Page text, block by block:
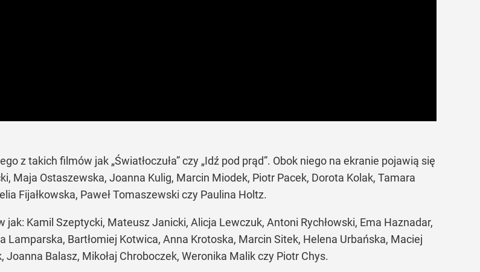
z takich filmów jak „Światłoczuła” czy „Idź pod prąd”. Obok niego na ekranie pojawią się
Maja Ostaszewska, Joanna Kulig, Marcin Miodek, Piotr Pacek, Dorota Kolak, Tamara
Fijałkowska, Paweł Tomaszewski czy Paulina Holtz.
Kamil Szeptycki, Mateusz Janicki, Alicja Lewczuk, Antoni Rychłowski, Ema Haznadar,
Lamparska, Bartłomiej Kotwica, Anna Krotoska, Marcin Sitek, Helena Urbańska, Maciej
Balasz, Mikołaj Chroboczek, Weronika Malik czy Piotr Chys.